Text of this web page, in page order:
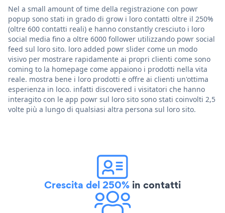
Nel a small amount of time della registrazione con powr
popup sono stati in grado di grow i loro contatti oltre il 250%
(oltre 600 contatti reali) e hanno constantly cresciuto i loro
social media fino a oltre 6000 follower utilizzando powr social
feed sul loro sito. loro added powr slider come un modo
visivo per mostrare rapidamente ai propri clienti come sono
coming to la homepage come appaiono i prodotti nella vita
reale. mostra bene i loro prodotti e offre ai clienti un'ottima
esperienza in loco. infatti discovered i visitatori che hanno
interagito con le app powr sul loro sito sono stati coinvolti 2,5
volte più a lungo di qualsiasi altra persona sul loro sito.
Crescita del 250% in contatti